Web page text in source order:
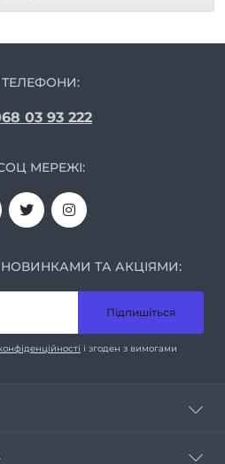
ТЕЛЕФОНИ:
03 93 222
МЕРЕЖІ:
НОВИНКАМИ ТА АКЦІЯМИ:
Підпишіться
і згоден з вимогами